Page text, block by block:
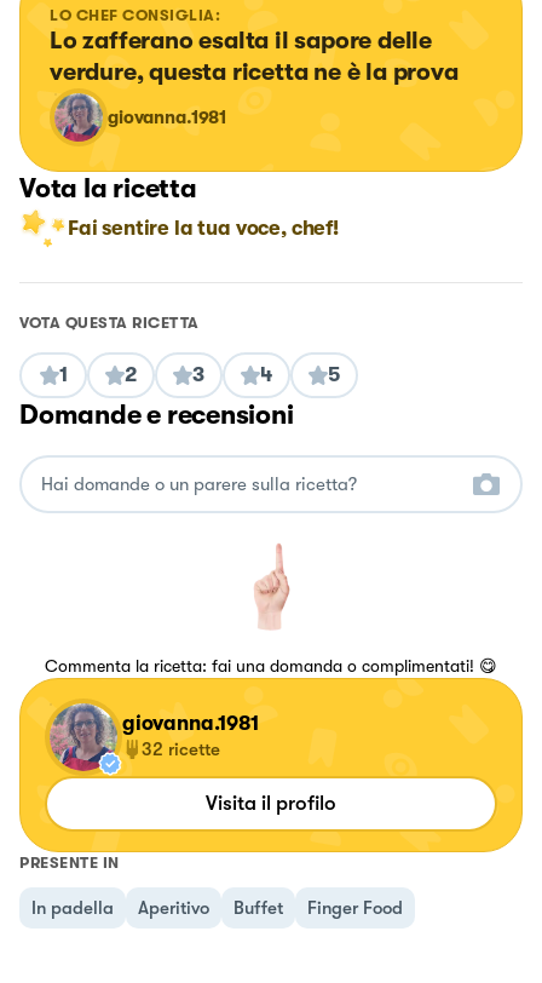
LO CHEF CONSIGLIA:
Lo zafferano esalta il sapore delle
verdure, questa ricetta ne è la prova
giovanna.1981
Vota la ricetta
Fai sentire la tua voce, chef!
VOTA QUESTA RICETTA
1 2 3 4 5
Domande e recensioni
Commenta la ricetta: fai una domanda o complimentati! 😋
giovanna.1981
32 ricette
Visita il profilo
PRESENTE IN
In padella Aperitivo Buffet Finger Food